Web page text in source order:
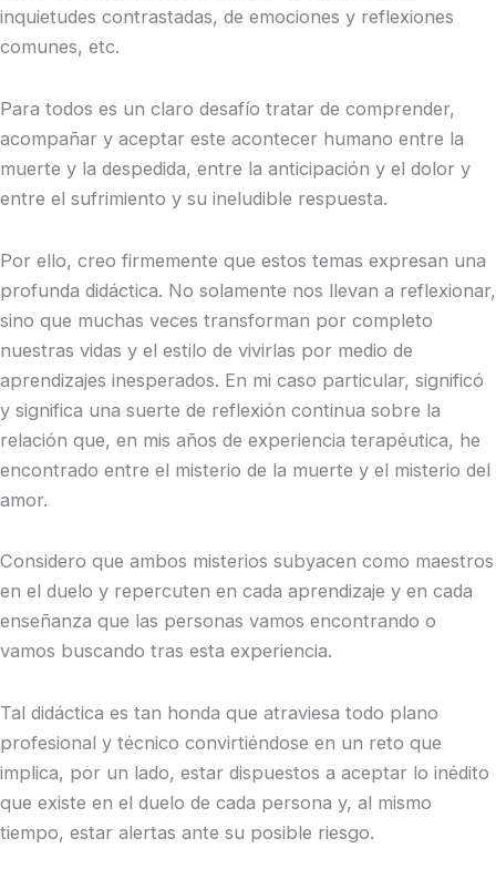
inquietudes contrastadas, de emociones y reflexiones
comunes, etc.
Para todos es un claro desafío tratar de comprender,
acompañar y aceptar este acontecer humano entre la
muerte y la despedida, entre la anticipación y el dolor y
entre el sufrimiento y su ineludible respuesta.
Por ello, creo firmemente que estos temas expresan una
profunda didáctica. No solamente nos llevan a reflexionar,
sino que muchas veces transforman por completo
nuestras vidas y el estilo de vivirlas por medio de
aprendizajes inesperados. En mi caso particular, significó
y significa una suerte de reflexión continua sobre la
relación que, en mis años de experiencia terapéutica, he
encontrado entre el misterio de la muerte y el misterio del
amor.
Considero que ambos misterios subyacen como maestros
en el duelo y repercuten en cada aprendizaje y en cada
enseñanza que las personas vamos encontrando o
vamos buscando tras esta experiencia.
Tal didáctica es tan honda que atraviesa todo plano
profesional y técnico convirtiéndose en un reto que
implica, por un lado, estar dispuestos a aceptar lo inédito
que existe en el duelo de cada persona y, al mismo
tiempo, estar alertas ante su posible riesgo.